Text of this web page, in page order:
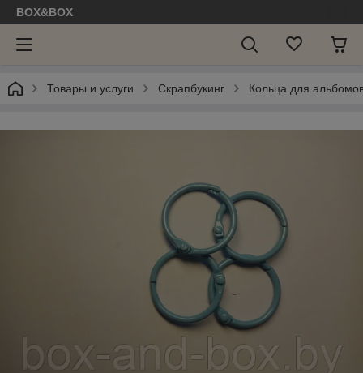
BOX&BOX
Товары и услуги Скрапбукинг Кольца для